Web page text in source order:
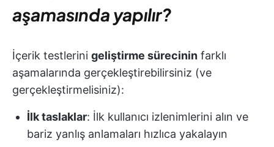
aşamasında yapılır?
İçerik testlerini geliştirme sürecinin farklı
aşamalarında gerçekleştirebilirsiniz (ve
gerçekleştirmelisiniz):
İlk taslaklar: İlk kullanıcı izlenimlerini alın ve
bariz yanlış anlamaları hızlıca yakalayın